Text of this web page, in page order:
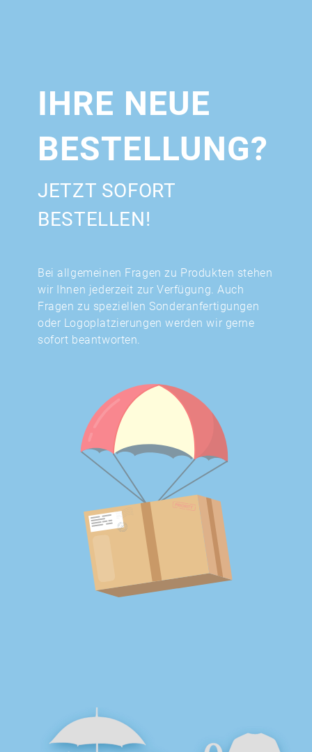
IHRE NEUE
BESTELLUNG?
JETZT SOFORT
BESTELLEN!
Bei allgemeinen Fragen zu Produkten stehen
wir Ihnen jederzeit zur Verfügung. Auch
Fragen zu speziellen Sonderanfertigungen
oder Logoplatzierungen werden wir gerne
sofort beantworten.